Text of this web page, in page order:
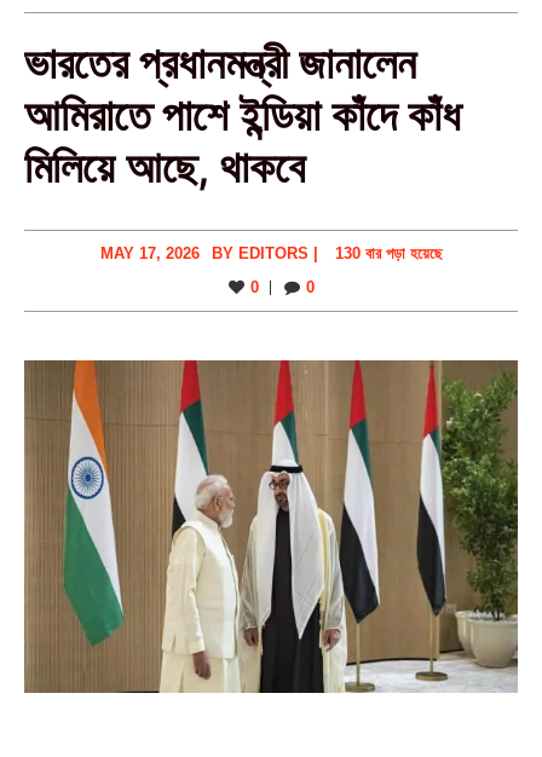
ভারতের প্রধানমন্ত্রী জানালেন
আমিরাতে পাশে ইন্ডিয়া কাঁদে কাঁধ
মিলিয়ে আছে, থাকবে
MAY 17, 2026 BY EDITORS |
130 বার পড়া হয়েছে
0
0